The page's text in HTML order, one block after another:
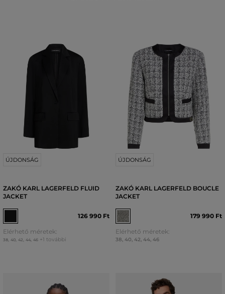
ÚJDONSÁG
ZAKÓ KARL LAGERFELD FLUID
JACKET
126 990 Ft
Elérhető méretek:
38, 40, 42 44, 46 +1 további
ÚJDONSÁG
ZAKÓ KARL LAGERFELD BOUCLE
JACKET
179 990 Ft
Elérhető méretek:
38, 40, 42, 44, 46